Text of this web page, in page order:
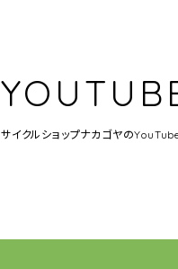
サイクルショップナカゴヤの